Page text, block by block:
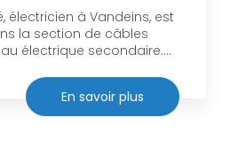
électricien à Vandeins, est
la section de câbles
électrique secondaire....
En savoir plus